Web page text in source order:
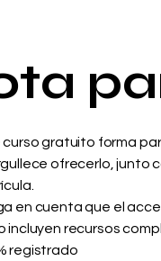
curso gratuito forma
ofrecerlo, junto
en cuenta que el
incluyen recursos
registrado